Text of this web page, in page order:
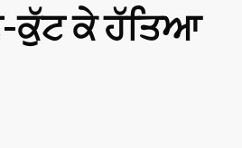
ਕੁੱਟ ਕੇ ਹੱਤਿਆ